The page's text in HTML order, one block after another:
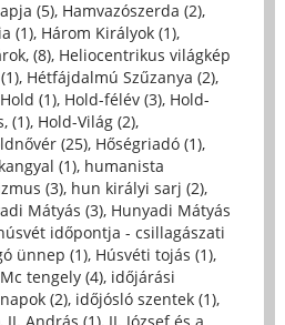
(5), Hamvazószerda (2),
(1), Három Királyok (1),
(8), Heliocentrikus világkép
, Hétfájdalmú Szűzanya (2),
Hold (1), Hold-félév (3), Hold-
(1), Hold-Világ (2),
(25), Hőségriadó (1),
(1), humanista
(3), hun királyi sarj (2),
Mátyás (3), Hunyadi Mátyás
időpontja - csillagászati
ünnep (1), Húsvéti tojás (1),
tengely (4), időjárási
(2), időjósló szentek (1),